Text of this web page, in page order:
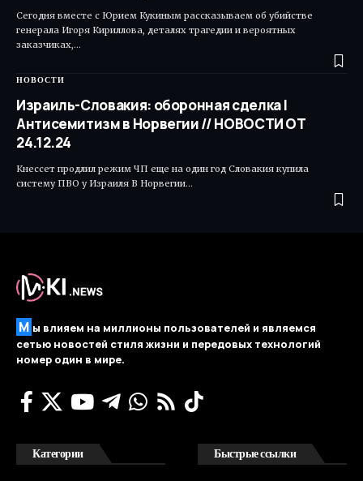
Сегодня вместе с Юрием Кукиным рассказываем об убийстве
генерала Игоря Кириллова, деталях трагедии и вероятных
заказчиках,…
НОВОСТИ
Израиль-Словакия: оборонная сделка |
Антисемитизм в Норвегии // НОВОСТИ ОТ
24.12.24
Кнессет продлил режим ЧП еще на один год Словакия купила
систему ПВО у Израиля В Норвегии…
М ы влияем на миллионы пользователей и являемся
сетью новостей стиля жизни и передовых технологий
номер один в мире.
Категории Быстрые ссылки